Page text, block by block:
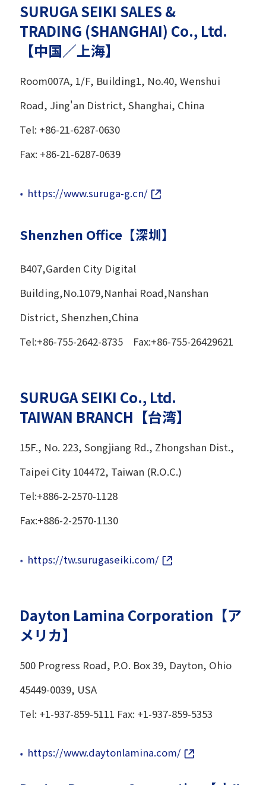
SURUGA SEIKI SALES &
TRADING (SHANGHAI) Co., Ltd.
【中国／上海】
Room007A, 1/F, Building1, No.40, Wenshui
Road, Jing'an District, Shanghai, China
Tel: +86-21-6287-0630
Fax: +86-21-6287-0639
https://www.suruga-g.cn/
Shenzhen Office【深圳】
B407,Garden City Digital
Building,No.1079,Nanhai Road,Nanshan
District, Shenzhen,China
Tel:+86-755-2642-8735 Fax:+86-755-26429621
SURUGA SEIKI Co., Ltd.
TAIWAN BRANCH【台湾】
15F., No. 223, Songjiang Rd., Zhongshan Dist.,
Taipei City 104472, Taiwan (R.O.C.)
Tel:+886-2-2570-1128
Fax:+886-2-2570-1130
https://tw.surugaseiki.com/
Dayton Lamina Corporation【ア
メリカ】
500 Progress Road, P.O. Box 39, Dayton, Ohio
45449-0039, USA
Tel: +1-937-859-5111 Fax: +1-937-859-5353
https://www.daytonlamina.com/